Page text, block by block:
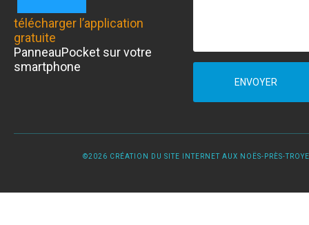
télécharger l’application
gratuite
PanneauPocket sur votre
smartphone
ENVOYER
©2026 CRÉATION DU SITE INTERNET AUX NOËS-PRÈS-